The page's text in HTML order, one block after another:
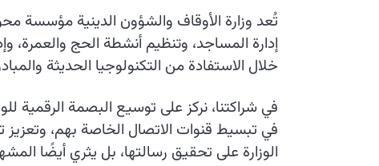
تُعد وزارة الأوقاف والشؤون الدينية مؤسسة
إدارة المساجد، وتنظيم أنشطة الحج والعمرة،
خلال الاستفادة من التكنولوجيا الحديثة
في شراكتنا، نركز على توسيع البصمة
في تبسيط قنوات الاتصال الخاصة بهم،
الوزارة على تحقيق رسالتها، بل يثري أيضًا